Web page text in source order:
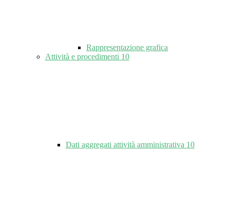
Rappresentazione grafica
Attività e procedimenti 10
Dati aggregati attività amministrativa 10